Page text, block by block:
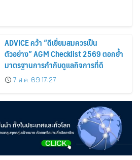
ADVICE คว้า “ดีเยี่ยมสมควรเป็น
ตัวอย่าง” AGM Checklist 2569 ตอกย้ำ
มาตรฐานการกำกับดูแลกิจการที่ดี
7 ส.ค. 69 17:27